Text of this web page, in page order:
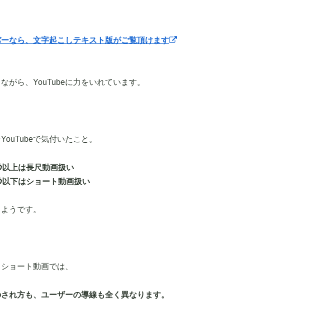
ーなら、文字起こしテキスト版がご覧頂けます
がら、YouTubeに力をいれています。
で気付いたこと。
以上は長尺動画扱い
以下はショート動画扱い
うです。
ョート動画では、
れ方も、ユーザーの導線も全く異なります。